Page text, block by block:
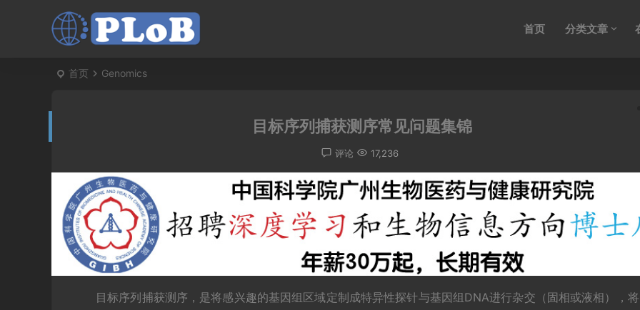
首页 分类文章
首页 Genomics
目标序列捕获测序常见问题集锦
评论 17,236
目标序列捕获测序，是将感兴趣的基因组区域定制成特异性探针与基因组DNA进行杂交（固相或液相），将